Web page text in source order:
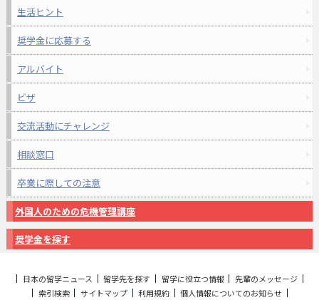
生活ヒント
奨学金に応募する
アルバイト
ビザ
交流活動にチャレンジ
相談窓口
卒業に際しての注意
外国人のための危機管理講座
奨学金を探す
日本の留学ニュース 留学先を探す 留学に役立つ情報
先輩のメッセージ
索引検索
サイトマップ 利用規約
個人情報についてのお知らせ